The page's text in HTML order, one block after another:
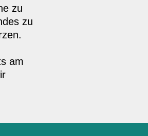
zu
zu
am